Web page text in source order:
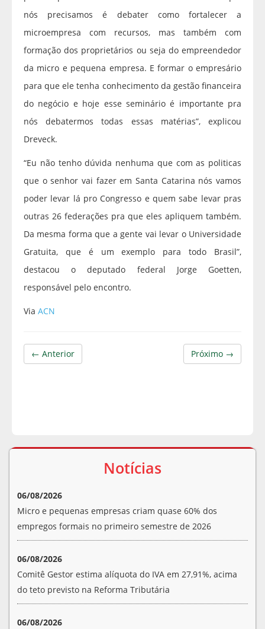
nós precisamos é debater como fortalecer a
microempresa com recursos, mas também com
formação dos proprietários ou seja do empreendedor
da micro e pequena empresa. E formar o empresário
para que ele tenha conhecimento da gestão financeira
do negócio e hoje esse seminário é importante pra
nós debatermos todas essas matérias”, explicou
Dreveck.
“Eu não tenho dúvida nenhuma que com as politicas
que o senhor vai fazer em Santa Catarina nós vamos
poder levar lá pro Congresso e quem sabe levar pras
outras 26 federações pra que eles apliquem também.
Da mesma forma que a gente vai levar o Universidade
Gratuita, que é um exemplo para todo Brasil”,
destacou o deputado federal Jorge Goetten,
responsável pelo encontro.
Via ACN
Próximo →
← Anterior
Notícias
06/08/2026
Micro e pequenas empresas criam quase 60% dos
empregos formais no primeiro semestre de 2026
06/08/2026
Comitê Gestor estima alíquota do IVA em 27,91%, acima
do teto previsto na Reforma Tributária
06/08/2026